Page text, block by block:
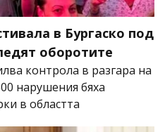
в Бургаско под
оборотите
контрола в разгара на
нарушения бяха
в областта